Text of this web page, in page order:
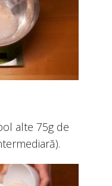
alte 75g de